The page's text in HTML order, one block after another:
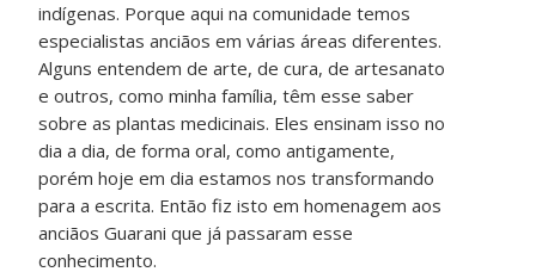
indígenas. Porque aqui na comunidade temos
especialistas anciãos em várias áreas diferentes.
Alguns entendem de arte, de cura, de artesanato
e outros, como minha família, têm esse saber
sobre as plantas medicinais. Eles ensinam isso no
dia a dia, de forma oral, como antigamente,
porém hoje em dia estamos nos transformando
para a escrita. Então fiz isto em homenagem aos
anciãos Guarani que já passaram esse
conhecimento.